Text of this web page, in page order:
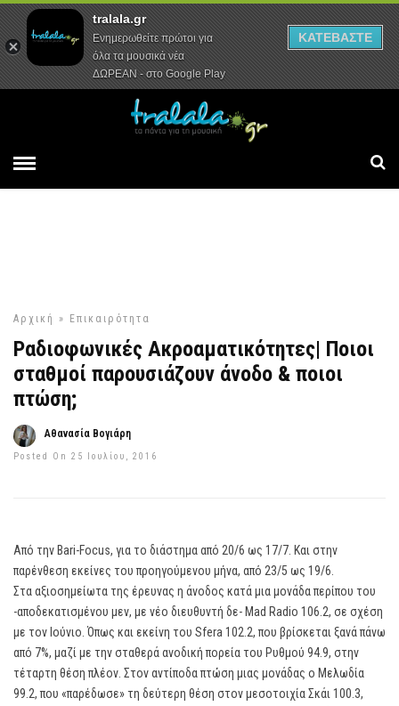
Αρχική Συνεντεύξεις Ρεπορτάζ
Αρχική » Επικαιρότητα
Ραδιοφωνικές Ακροαματικότητες| Ποιοι
σταθμοί παρουσιάζουν άνοδο & ποιοι
πτώση;
Αθανασία Βογιάρη
Posted On 25 Ιουλίου, 2016
Από την Bari-Focus, για το διάστημα από 20/6 ως 17/7. Και στην
παρένθεση εκείνες του προηγούμενου μήνα, από 23/5 ως 19/6.
Στα αξιοσημείωτα της έρευνας η άνοδος κατά μια μονάδα περίπου του
-αποδεκατισμένου μεν, με νέο διευθυντή δε- Mad Radio 106.2, σε σχέση
με τον Ιούνιο. Όπως και εκείνη του Sfera 102.2, που βρίσκεται ξανά πάνω
από 7%, μαζί με την σταθερά ανοδική πορεία του Ρυθμού 94.9, στην
τέταρτη θέση πλέον. Στον αντίποδα πτώση μιας μονάδας ο Μελωδία
99.2, που «παρέδωσε» τη δεύτερη θέση στον μεσοτοιχία Σκάι 100.3,
tralala.gr
Ενημερωθείτε πρώτοι για
όλα τα μουσικά νέα
ΔΩΡΕΑΝ - στο Google Play
ΚΑΤΕΒΑΣΤΕ